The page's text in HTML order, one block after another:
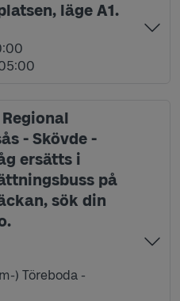
läge A1.
kl 20:00
kl 05:00
- Skövde -
ersätts i
på
sök din
) Töreboda -